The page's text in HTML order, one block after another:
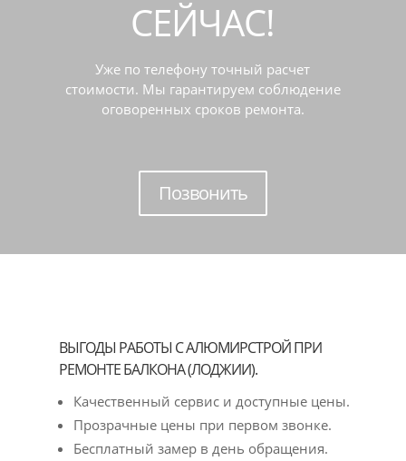
СЕЙЧАС!
Уже по телефону точный расчет
стоимости. Мы гарантируем соблюдение
оговоренных сроков ремонта.
Позвонить
ВЫГОДЫ РАБОТЫ С АЛЮМИРСТРОЙ ПРИ
РЕМОНТЕ БАЛКОНА (ЛОДЖИИ).
Качественный сервис и доступные цены.
Прозрачные цены при первом звонке.
Бесплатный замер в день обращения.